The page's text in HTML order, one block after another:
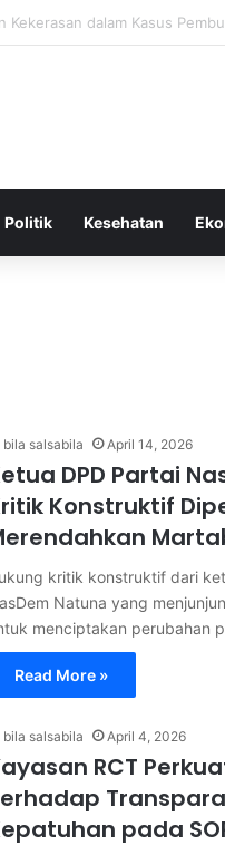
Hormon Tubuh
Politik Kesehatan
bila salsabila April 14, 2026
DPD Partai
Konstruktif
kritik konstruktif dari
Natuna yang
menciptakan perubahan
Read More »
bila salsabila April 4, 2026
RCT
pada